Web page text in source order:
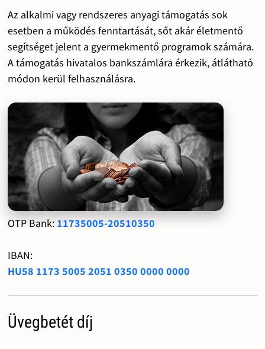
Az alkalmi vagy rendszeres anyagi támogatás sok
esetben a működés fenntartását, sőt akár életmentő
segítséget jelent a gyermekmentő programok számára.
A támogatás hivatalos bankszámlára érkezik, átlátható
módon kerül felhasználásra.
OTP Bank: 11735005-20510350
IBAN:
HU58 1173 5005 2051 0350 0000 0000
Üvegbetét díj